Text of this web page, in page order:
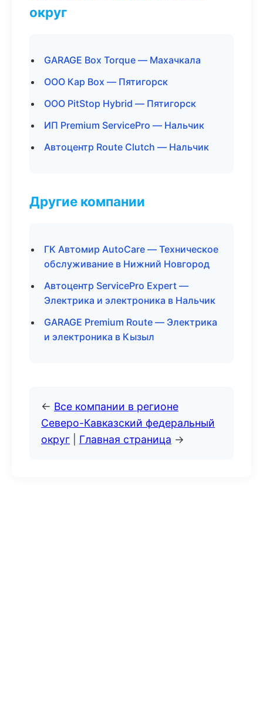
округ
GARAGE Box Torque — Махачкала
ООО Кар Box — Пятигорск
ООО PitStop Hybrid — Пятигорск
ИП Premium ServicePro — Нальчик
Автоцентр Route Clutch — Нальчик
Другие компании
ГК Автомир AutoCare — Техническое
обслуживание в Нижний Новгород
Автоцентр ServicePro Expert —
Электрика и электроника в Нальчик
GARAGE Premium Route — Электрика
и электроника в Кызыл
← Все компании в регионе
Северо-Кавказский федеральный
округ
Главная страница →